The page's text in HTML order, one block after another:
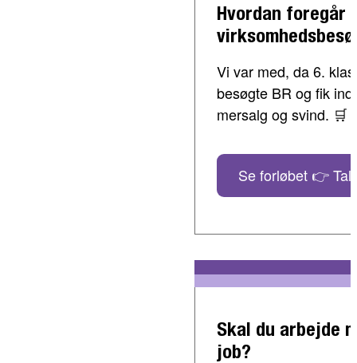
Hvordan foregår
Vi var med, da 6.
besøgte BR og fik
mersalg og svind. 🛒
Se forløbet 👉 Tal
Skal du arbejde
job?